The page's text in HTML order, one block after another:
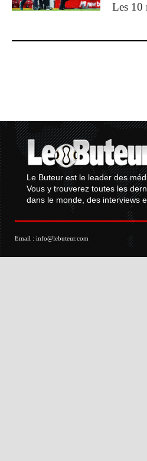
Les 10
Le Buteur est le leader des
Vous y trouverez toutes les
dans le monde, des interviews
Email : info@lebuteur.com